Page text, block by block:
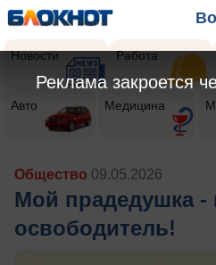
Новости Работа
Авто Медицина
Общество 09.05.2026
Мой прадедушка -
освободитель!
Реклама закроется